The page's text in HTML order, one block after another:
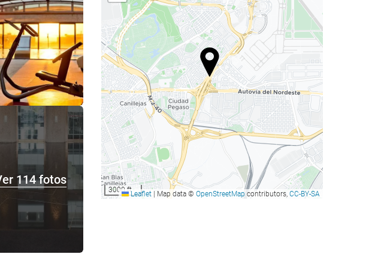
114 fotos
3000 ftLeaflet Map data © OpenStreetMap contributors, CC-BY-SA